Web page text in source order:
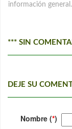
información
*** SIN
DEJE SU
Nombre (*)